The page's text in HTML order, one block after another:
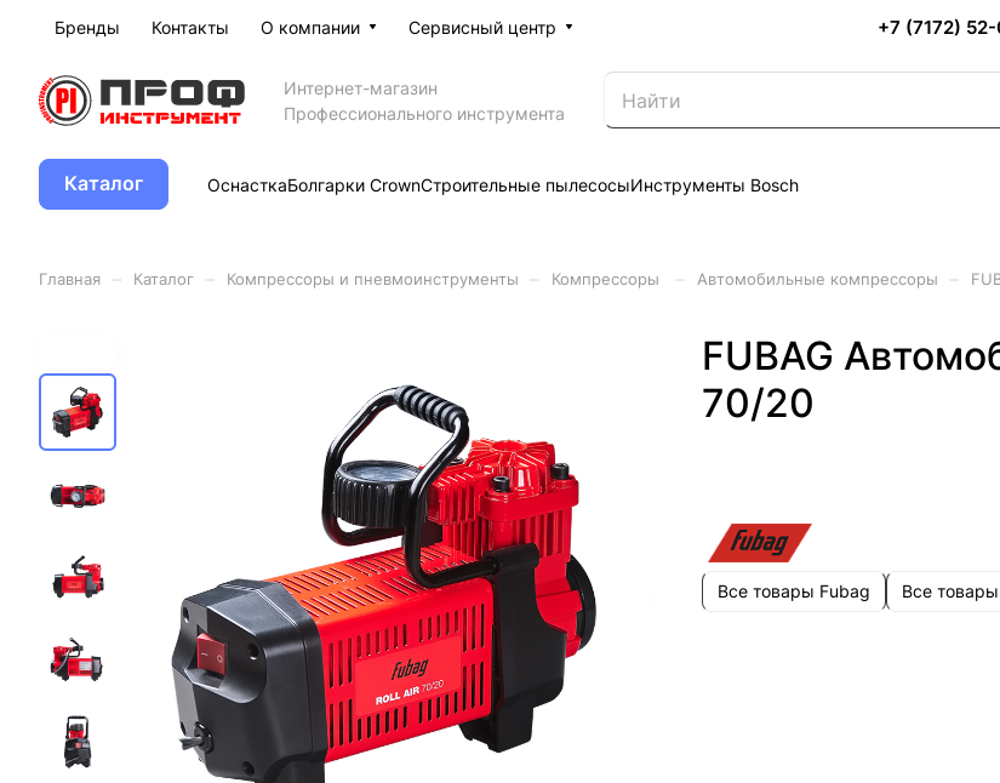
Бренды Контакты О компании Сервисный центр +7 (7172)
Интернет-магазин
Профессионального инструмента
Каталог ОснасткаБолгарки CrownСтроительные пылесосыИнструменты Bosch
Главная Каталог Компрессоры и пневмоинструменты Компрессоры Автомобильные компрессоры
FUBAG
70/20
Все товары Fubag Все